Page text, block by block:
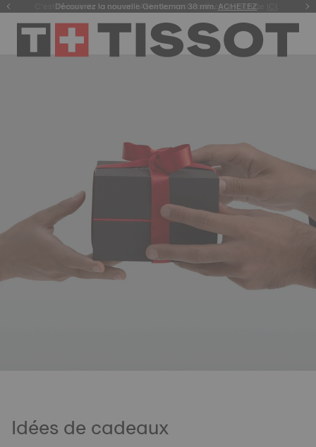
Découvrez la nouvelle Gentleman 38 mm. ACHETEZ.
C’est l’heure de la course ! Achetez notre collection cycliste
Idées de cadeaux